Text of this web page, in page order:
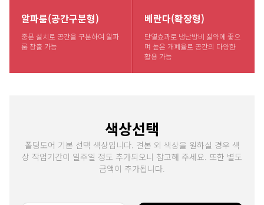
베란다(확장형)
단열효과로 냉난방비 절약에 좋으
며 높은 개폐율로 공간의 다양한
활용 가능
알파룸(공간구분형)
중문 설치로 공간을 구분하여 알파
룸 창출 가능
색상선택
폴딩도어 기본 선택 색상입니다. 견본 외 색상을 원하실 경우 색
상 작업기간이 일주일 정도 추가되오니 참고해 주세요. 또한 별도
금액이 추가됩니다.